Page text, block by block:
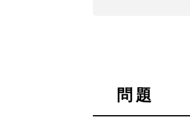
問題